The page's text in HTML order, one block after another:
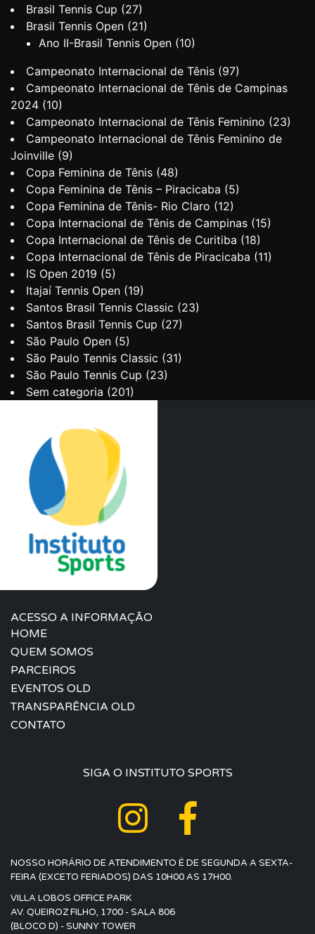
Brasil Tennis Cup (27)
Brasil Tennis Open (21)
Ano II-Brasil Tennis Open (10)
Campeonato Internacional de Tênis (97)
Campeonato Internacional de Tênis de Campinas
2024 (10)
Campeonato Internacional de Tênis Feminino (23)
Campeonato Internacional de Tênis Feminino de
Joinville (9)
Copa Feminina de Tênis (48)
Copa Feminina de Tênis – Piracicaba (5)
Copa Feminina de Tênis- Rio Claro (12)
Copa Internacional de Tênis de Campinas (15)
Copa Internacional de Tênis de Curitiba (18)
Copa Internacional de Tênis de Piracicaba (11)
IS Open 2019 (5)
Itajaí Tennis Open (19)
Santos Brasil Tennis Classic (23)
Santos Brasil Tennis Cup (27)
São Paulo Open (5)
São Paulo Tennis Classic (31)
São Paulo Tennis Cup (23)
Sem categoria (201)
ACESSO A INFORMAÇÃO
HOME
QUEM SOMOS
PARCEIROS
EVENTOS OLD
TRANSPARÊNCIA OLD
CONTATO
SIGA O INSTITUTO SPORTS
NOSSO HORÁRIO DE ATENDIMENTO É DE SEGUNDA A SEXTA-
FEIRA (EXCETO FERIADOS) DAS 10H00 AS 17H00.
VILLA LOBOS OFFICE PARK
AV. QUEIROZ FILHO, 1700 - SALA 806
(BLOCO D) - SUNNY TOWER